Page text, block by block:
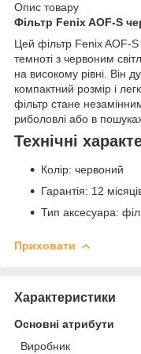
Опис товару
Фільтр Fenix AOF-S
Цей фільтр Fenix AOF-S
темноті з червоним
на високому рівні. Він
компактний розмір і
фільтр стане
риболовлі або в
Технічні
Колір: червоний
Гарантія: 12
Тип аксесуара:
Приховати
Характеристики
Основні атрибути
Виробник